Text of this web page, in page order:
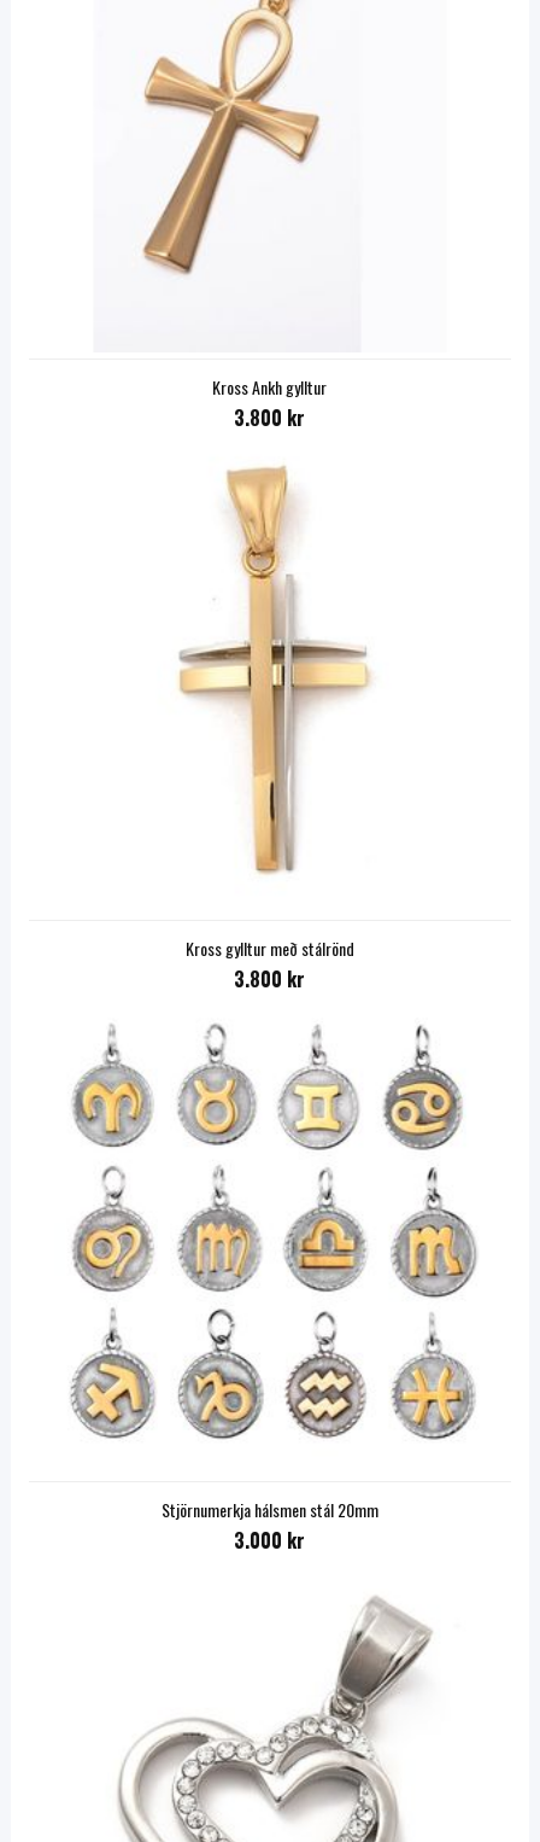
Kross Ankh gylltur
3.800 kr
Kross gylltur með stálrönd
3.800 kr
Stjörnumerkja hálsmen stál 20mm
3.000 kr